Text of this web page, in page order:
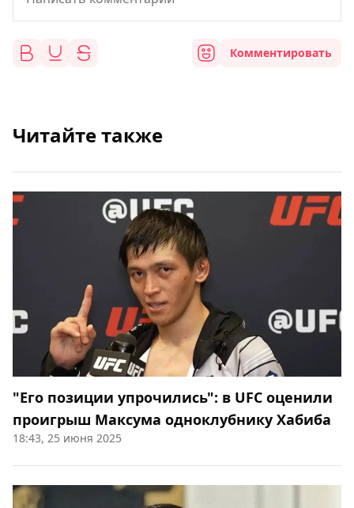
Комментировать
Читайте также
"Его позиции упрочились": в UFC оценили
проигрыш Максума одноклубнику Хабиба
18:43, 25 июня 2025